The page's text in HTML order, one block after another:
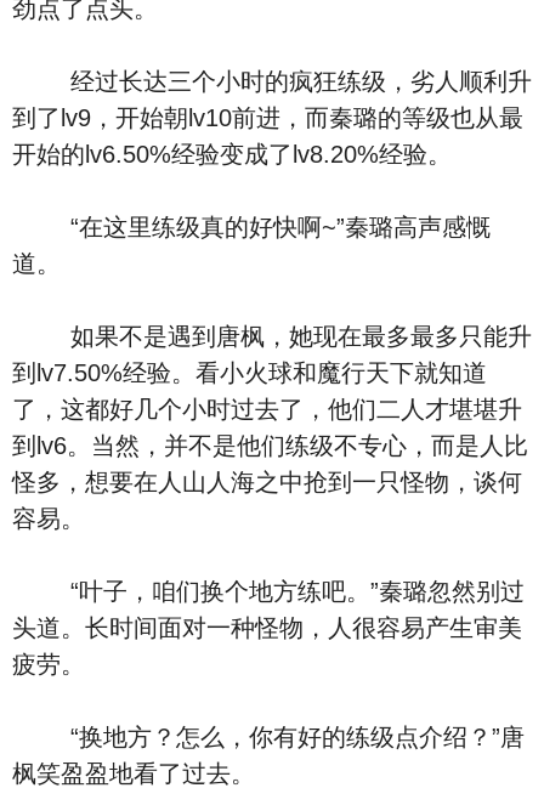
劲点了点头。
经过长达三个小时的疯狂练级，劣人顺利升
到了lv9，开始朝lv10前进，而秦璐的等级也从最
开始的lv6.50%经验变成了lv8.20%经验。
“在这里练级真的好快啊~”秦璐高声感慨
道。
如果不是遇到唐枫，她现在最多最多只能升
到lv7.50%经验。看小火球和魔行天下就知道
了，这都好几个小时过去了，他们二人才堪堪升
到lv6。当然，并不是他们练级不专心，而是人比
怪多，想要在人山人海之中抢到一只怪物，谈何
容易。
“叶子，咱们换个地方练吧。”秦璐忽然别过
头道。长时间面对一种怪物，人很容易产生审美
疲劳。
“换地方？怎么，你有好的练级点介绍？”唐
枫笑盈盈地看了过去。